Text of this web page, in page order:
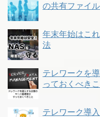
の共有ファイル
年末年始はこ
法
テレワークを
っておくべき
テレワーク導